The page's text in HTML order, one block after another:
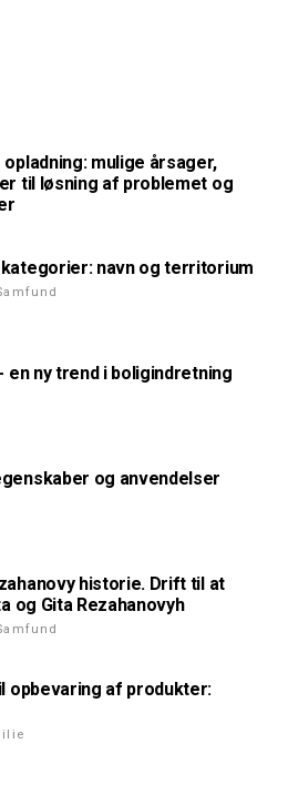
opladning: mulige årsager,
til løsning af problemet og
navn og territorium
en ny trend i boligindretning
og anvendelser
historie. Drift til at
og Gita Rezahanovyh
opbevaring af produkter: